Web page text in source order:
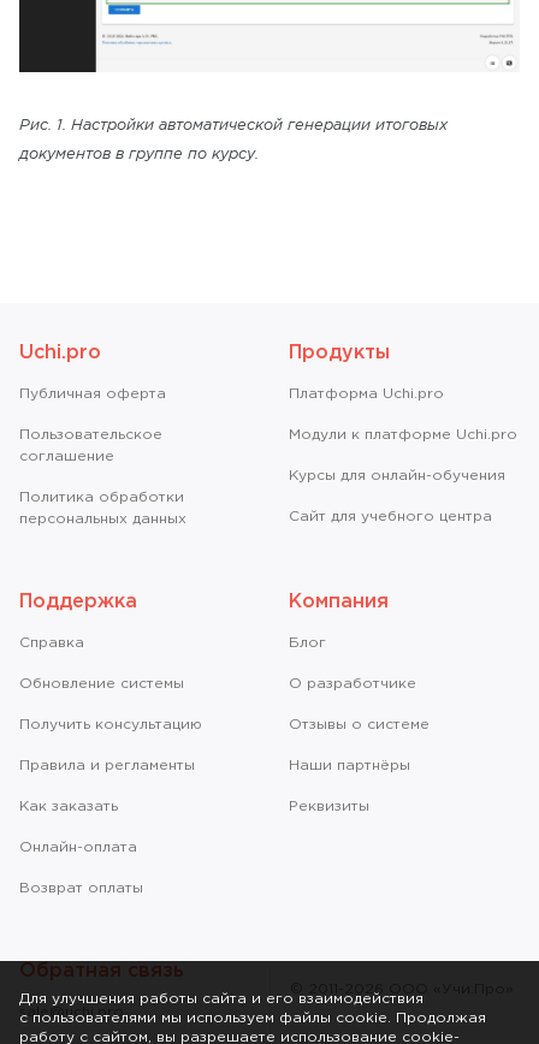
Рис. 1. Настройки автоматической генерации итоговых
документов в группе по курсу.
Uchi.pro
Публичная оферта
Пользовательское
соглашение
Политика обработки
персональных данных
Продукты
Платформа Uchi.pro
Модули к платформе Uchi.pro
Курсы для онлайн-обучения
Сайт для учебного центра
Поддержка
Справкa
Обновление системы
Получить консультацию
Правила и регламенты
Как заказать
Онлайн-оплата
Возврат оплаты
Компания
Блог
О разработчике
Отзывы о системе
Наши партнёры
Реквизиты
Обратная связь
sale@uchi.pro
© 2011-2026 ООО «Учи.Про»
Для улучшения работы сайта и его взаимодействия
с пользователями мы используем файлы cookie. Продолжая
работу с сайтом, вы разрешаете использование cookie-